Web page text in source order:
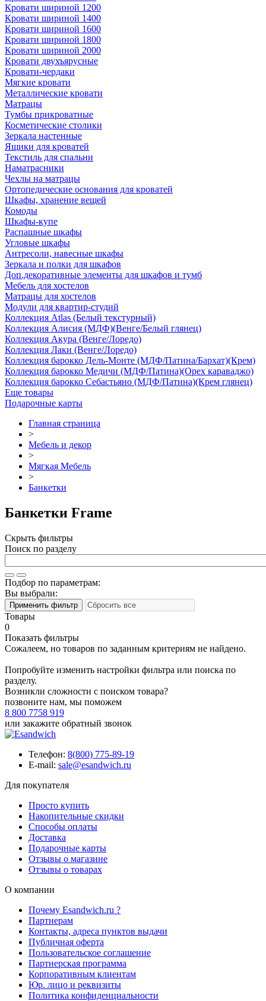
Кровати шириной 1200
Кровати шириной 1400
Кровати шириной 1600
Кровати шириной 1800
Кровати шириной 2000
Кровати двухъярусные
Кровати-чердаки
Мягкие кровати
Металлические кровати
Матрацы
Тумбы прикроватные
Косметические столики
Зеркала настенные
Ящики для кроватей
Текстиль для спальни
Наматрасники
Чехлы на матрацы
Ортопедические основания для кроватей
Шкафы, хранение вещей
Комоды
Шкафы-купе
Распашные шкафы
Угловые шкафы
Антресоли, навесные шкафы
Зеркала и полки для шкафов
Доп.декоративные элементы для шкафов и тумб
Мебель для хостелов
Матрацы для хостелов
Модули для квартир-студий
Коллекция Atlas (Белый текстурный)
Коллекция Алисия (МДФ)(Венге/Белый глянец)
Коллекция Акура (Венге/Лоредо)
Коллекция Лаки (Венге/Лоредо)
Коллекция барокко Дель-Монте (МДФ/Патина/Бархат)(Крем)
Коллекция барокко Медичи (МДФ/Патина)(Орех караваджо)
Коллекция барокко Себастьяно (МДФ/Патина)(Крем глянец)
Еще товары
Подарочные карты
Главная страница
>
Мебель и декор
>
Мягкая Мебель
>
Банкетки
Банкетки Frame
Скрыть фильтры
Поиск по разделу
Подбор по параметрам:
Вы выбрали:
Товары
0
Показать фильтры
Сожалеем, но товаров по заданным критериям не найдено.
Попробуйте изменить настройки фильтра или поиска по
разделу.
Возникли сложности с поиском товара?
позвоните нам, мы поможем
8 800 7758 919
или закажите обратный звонок
Телефон: 8(800) 775-89-19
E-mail: sale@esandwich.ru
Для покупателя
Просто купить
Накопительные скидки
Способы оплаты
Доставка
Подарочные карты
Отзывы о магазине
Отзывы о товарах
О компании
Почему Esandwich.ru ?
Партнерам
Контакты, адреса пунктов выдачи
Публичная оферта
Пользовательское соглашение
Партнерская программа
Корпоративным клиентам
Юр. лицо и реквизиты
Политика конфиденциальности